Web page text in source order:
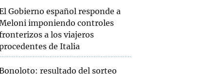
Gobierno español responde a
imponiendo controles
a los viajeros
de Italia
resultado del sorteo